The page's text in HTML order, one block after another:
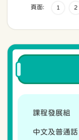
頁面: 1 2
課程發展組
中文及普通話